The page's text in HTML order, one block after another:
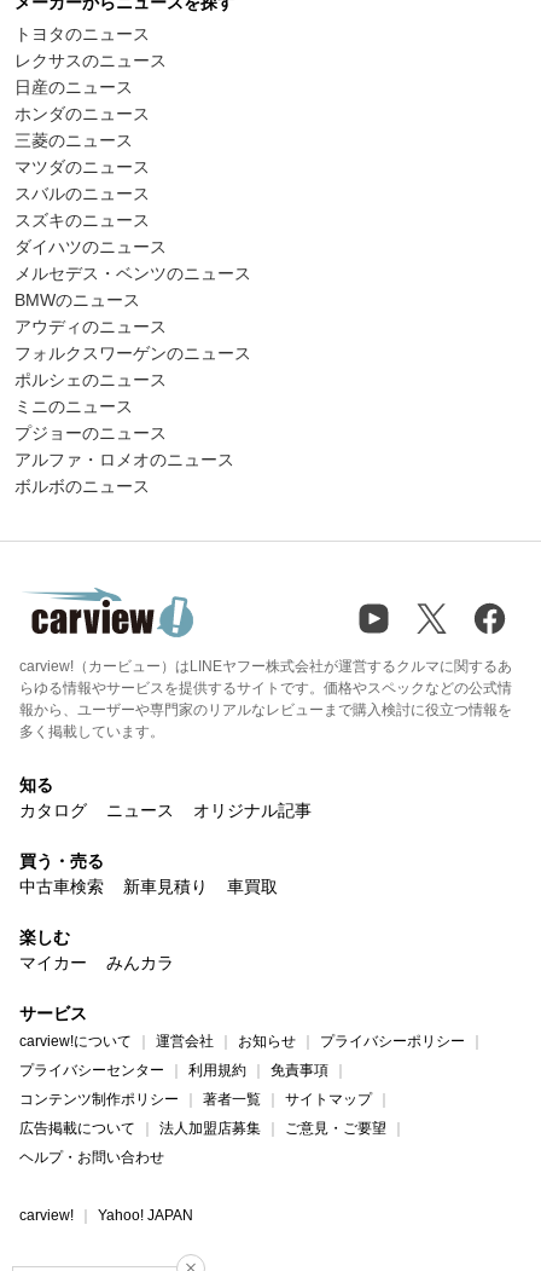
トヨタのニュース
レクサスのニュース
日産のニュース
ホンダのニュース
三菱のニュース
マツダのニュース
スバルのニュース
スズキのニュース
ダイハツのニュース
メルセデス・ベンツのニュース
BMWのニュース
アウディのニュース
フォルクスワーゲンのニュース
ポルシェのニュース
ミニのニュース
プジョーのニュース
アルファ・ロメオのニュース
ボルボのニュース
carview!（カービュー）はLINEヤフー株式会社が運営するクルマに関するあ
らゆる情報やサービスを提供するサイトです。価格やスペックなどの公式情
報から、ユーザーや専門家のリアルなレビューまで購入検討に役立つ情報を
多く掲載しています。
知る
カタログ
ニュース オリジナル記事
買う・売る
中古車検索
新車見積り 車買取
楽しむ
マイカー
みんカラ
サービス
carview!について 運営会社 お知らせ
プライバシーポリシー
プライバシーセンター
利用規約
免責事項
コンテンツ制作ポリシー
著者一覧
サイトマップ
広告掲載について
法人加盟店募集
ご意見・ご要望
ヘルプ・お問い合わせ
carview! Yahoo! JAPAN